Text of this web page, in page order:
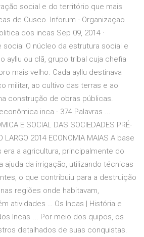
social e do território que mais
de Cusco. Inforum - Organizaçao
dos incas Sep 09, 2014 ·
social O núcleo da estrutura social e
ayllu ou clã, grupo tribal cuja chefia
mais velho. Cada ayllu destinava
militar, ao cultivo das terras e ao
construção de obras públicas.
inca - 374 Palavras ...
E SOCIAL DAS SOCIEDADES PRÉ-
LARGO 2014 ECONOMIA MAIAS A base
a agricultura, principalmente do
ajuda da irrigação, utilizando técnicas
o que contribuiu para a destruição
regiões onde habitavam,
atividades … Os Incas | História e
Incas ... Por meio dos quipos, os
detalhados de suas conquistas.